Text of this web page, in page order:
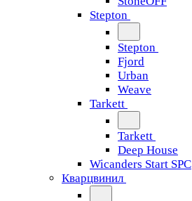
Stepton
Stepton
Fjord
Urban
Weave
Tarkett
Tarkett
Deep House
Wicanders Start SPC
Кварцвинил